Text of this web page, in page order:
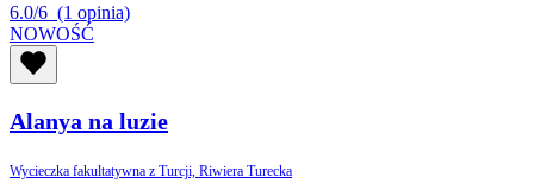
6.0/6 (1 opinia)
NOWOŚĆ
Alanya na luzie
Wycieczka fakultatywna z Turcji, Riwiera Turecka